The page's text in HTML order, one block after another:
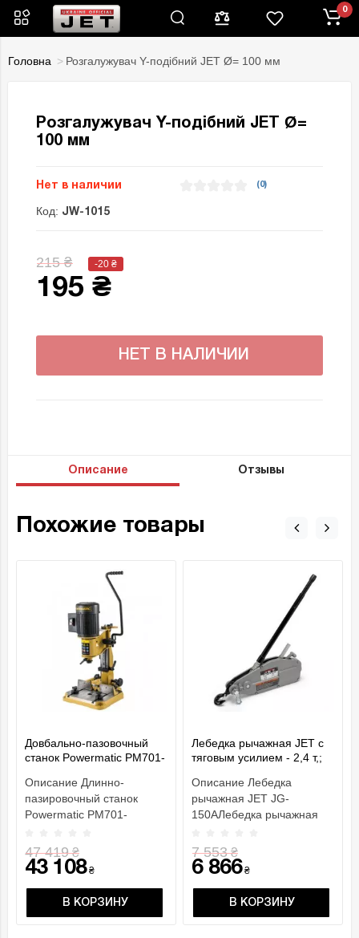
0
Головна Розгалужувач Y-подібний JET Ø= 100 мм
Розгалужувач Y-подібний JET Ø=
100 мм
Нет в наличии (0)
Код: JW-1015
215 ₴ -20 ₴
195 ₴
НЕТ В НАЛИЧИИ
Описание Отзывы
Похожие товары
Довбально-пазовочный
станок Powermatic PM701-
Описание Длинно-
пазировочный станок
Powermatic PM701-
Рельсовый механизм
подачи с газовы..
47 419₴
43 108₴
В КОРЗИНУ
Лебедка рычажная JET с
тяговым усилием - 2,4 т,;
разм.- 545х 260х 90мм
Описание Лебедка
рычажная JET JG-
150AЛебедка рычажная
но очень мощное
приспос..
7 553₴
6 866₴
В КОРЗИНУ